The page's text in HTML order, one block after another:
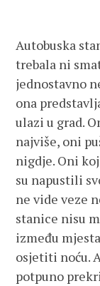
Autobuska
trebala ni
jednostavno
ona
ulazi u grad.
najviše, oni
nigdje. Oni
su napustili
ne vide veze
stanice nisu
između
osjetiti noću.
potpuno